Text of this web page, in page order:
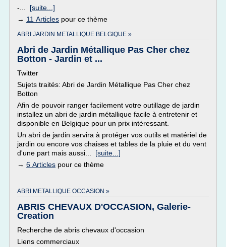
-... [suite...]
→ 11 Articles pour ce thème
ABRI JARDIN METALLIQUE BELGIQUE »
Abri de Jardin Métallique Pas Cher chez
Botton - Jardin et ...
Twitter
Sujets traités: Abri de Jardin Métallique Pas Cher chez
Botton
Afin de pouvoir ranger facilement votre outillage de jardin
installez un abri de jardin métallique facile à entretenir et
disponible en Belgique pour un prix intéressant.
Un abri de jardin servira à protéger vos outils et matériel de
jardin ou encore vos chaises et tables de la pluie et du vent
d'une part mais aussi... [suite...]
→ 6 Articles pour ce thème
ABRI METALLIQUE OCCASION »
ABRIS CHEVAUX D'OCCASION, Galerie-
Creation
Recherche de abris chevaux d'occasion
Liens commerciaux